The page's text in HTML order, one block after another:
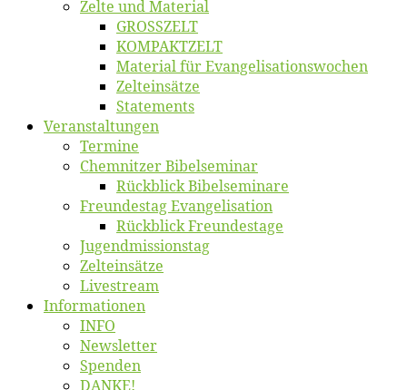
Zel­te und Material
GROSSZELT
KOMPAKTZELT
Ma­te­ri­al für Evangelisationswochen
Zelt­ein­sät­ze
State­ments
Ver­an­stal­tun­gen
Ter­mi­ne
Chemnit­zer Bibelseminar
Rück­blick Bibelseminare
Freun­des­tag Evangelisation
Rück­blick Freundestage
Jugend­mis­sions­tag
Zelt­ein­sät­ze
Live­stream
Informatio­nen
INFO
News­let­ter
Spen­den
DANKE!